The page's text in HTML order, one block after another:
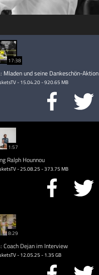
17:38
Mladen und seine Dankeschön-Aktion
- 15.04.20 - 920.65 MB
1:57
Ralph Hounnou
- 25.08.25 - 373.75 MB
8:29
Coach Dejan im Interview
- 12.05.25 - 1.35 GB